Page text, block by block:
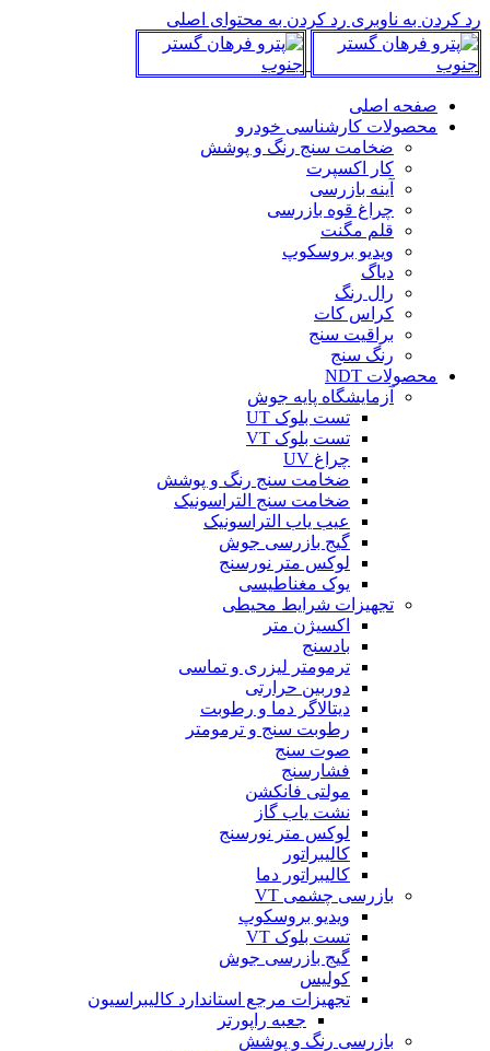
رد کردن به ناوبری رد کردن به محتوای اصلی
صفحه اصلی
محصولات کارشناسی خودرو
ضخامت سنج رنگ و پوشش
کار اکسپرت
آینه بازرسی
چراغ قوه بازرسی
قلم مگنت
ویدیو بروسکوپ
دیاگ
رال رنگ
کراس کات
براقیت سنج
رنگ سنج
محصولات NDT
آزمایشگاه پایه جوش
تست بلوک UT
تست بلوک VT
چراغ UV
ضخامت سنج رنگ و پوشش
ضخامت سنج التراسونیک
عیب یاب التراسونیک
گیج بازرسی جوش
لوکس متر نورسنج
یوک مغناطیسی
تجهیزات شرایط محیطی
اکسیژن متر
بادسنج
ترمومتر لیزری و تماسی
دوربین حرارتی
دیتالاگر دما و رطوبت
رطوبت سنج و ترمومتر
صوت سنج
فشارسنج
مولتی فانکشن
نشت یاب گاز
لوکس متر نورسنج
کالیبراتور
کالیبراتور دما
بازرسی چشمی VT
ویدیو بروسکوپ
تست بلوک VT
گیج بازرسی جوش
کولیس
تجهیزات مرجع استاندارد کالیبراسیون
جعبه راپورتر
بازرسی رنگ و پوشش